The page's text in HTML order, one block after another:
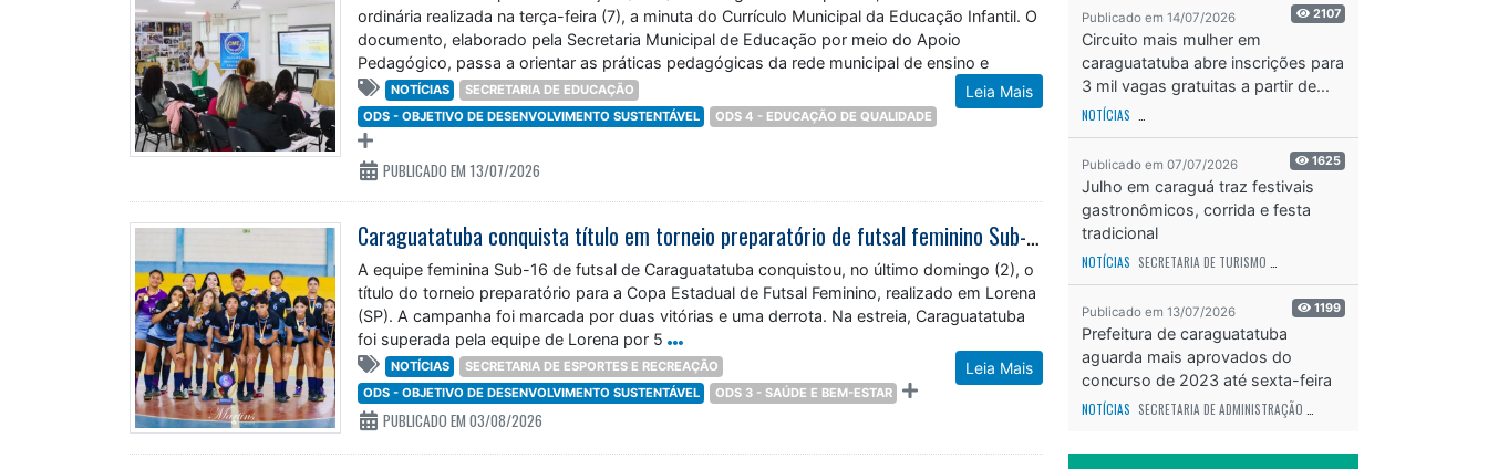
ordinária realizada na terça-feira (7), a minuta do Currículo Municipal da Educação Infantil. O
documento, elaborado pela Secretaria Municipal de Educação por meio do Apoio
Pedagógico, passa a orientar as práticas pedagógicas da rede municipal de ensino e
reafirma
Leia Mais
NOTÍCIAS
SECRETARIA DE EDUCAÇÃO
ODS - OBJETIVO DE DESENVOLVIMENTO SUSTENTÁVEL
ODS 4 - EDUCAÇÃO DE QUALIDADE
PUBLICADO EM 13/07/2026
Caraguatatuba conquista título em torneio preparatório de futsal feminino Sub-16 em Lorena
A equipe feminina Sub-16 de futsal de Caraguatatuba conquistou, no último domingo (2), o
título do torneio preparatório para a Copa Estadual de Futsal Feminino, realizado em Lorena
(SP). A campanha foi marcada por duas vitórias e uma derrota. Na estreia, Caraguatatuba
foi superada pela equipe de Lorena por 5
Leia Mais
NOTÍCIAS
SECRETARIA DE ESPORTES E RECREAÇÃO
ODS - OBJETIVO DE DESENVOLVIMENTO SUSTENTÁVEL
ODS 3 - SAÚDE E BEM-ESTAR
PUBLICADO EM 03/08/2026
Publicado em 14/07/2026 2107
Circuito mais mulher em
caraguatatuba abre inscrições para
3 mil vagas gratuitas a partir de...
NOTÍCIAS
Publicado em 07/07/2026 1625
Julho em caraguá traz festivais
gastronômicos, corrida e festa
tradicional
NOTÍCIAS SECRETARIA DE TURISMO
Publicado em 13/07/2026 1199
Prefeitura de caraguatatuba
aguarda mais aprovados do
concurso de 2023 até sexta-feira
(17)
NOTÍCIAS SECRETARIA DE ADMINISTRAÇÃO